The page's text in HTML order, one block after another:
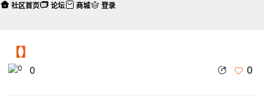
【】
0 0
社区首页 论坛 商城 登录